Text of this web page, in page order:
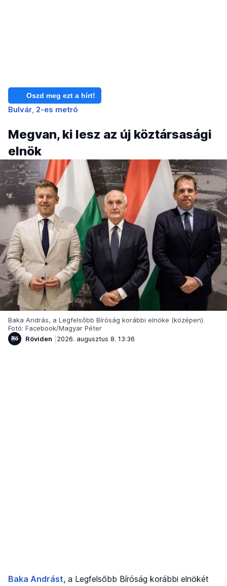
Oszd meg ezt a hírt!
Bulvár 2-es metró
Megvan, ki lesz az új köztársasági
elnök
Baka András, a Legfelsőbb Bíróság korábbi elnöke (középen).
Fotó: Facebook/Magyar Péter
Röviden
2026. augusztus 8. 13:36
Baka Andrást, a Legfelsőbb Bíróság korábbi elnökét